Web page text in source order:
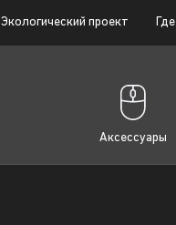
Экологический проект
Аксессуары